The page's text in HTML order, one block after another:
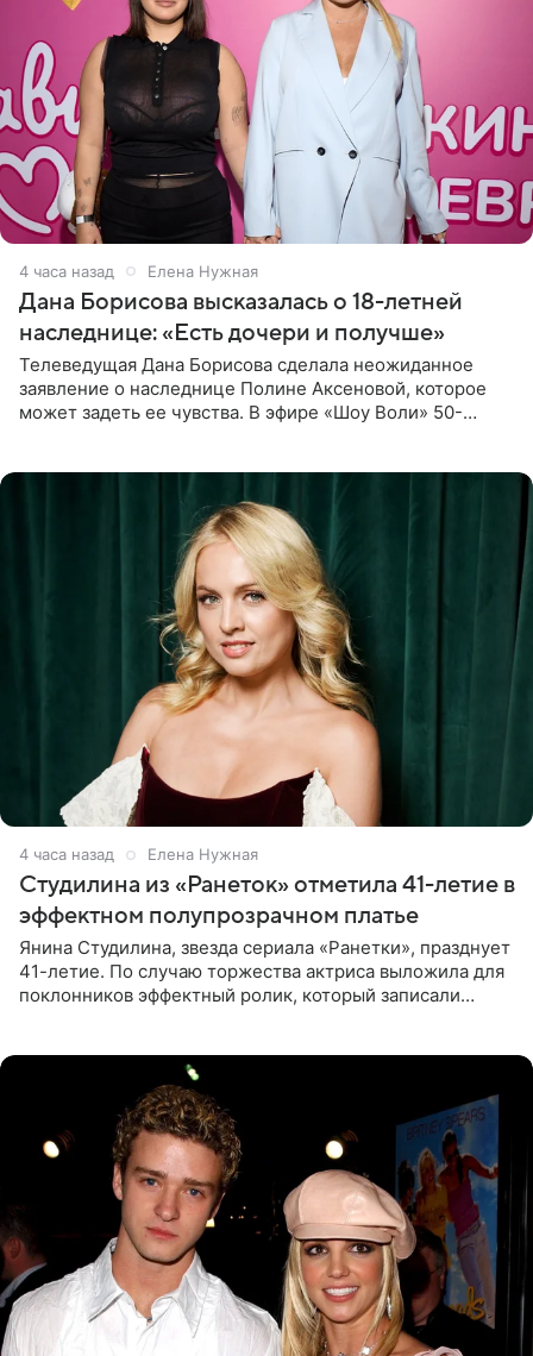
4 часа назад Елена Нужная
Дана Борисова высказалась о 18-летней
наследнице: «Есть дочери и получше»
Телеведущая Дана Борисова сделала неожиданное
заявление о наследнице Полине Аксеновой, которое
может задеть ее чувства. В эфире «Шоу Воли» 50-
4 часа назад Елена Нужная
Студилина из «Ранеток» отметила 41-летие в
эффектном полупрозрачном платье
Янина Студилина, звезда сериала «Ранетки», празднует
41-летие. По случаю торжества актриса выложила для
поклонников эффектный ролик, который записали